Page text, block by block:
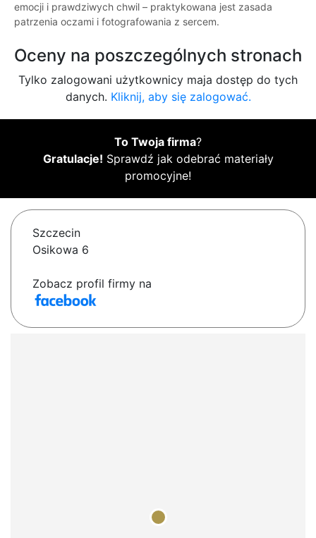
emocji i prawdziwych chwil – praktykowana jest zasada
patrzenia oczami i fotografowania z sercem.
Oceny na poszczególnych stronach
Tylko zalogowani użytkownicy maja dostęp do tych
danych. Kliknij, aby się zalogować.
To Twoja firma?
Gratulacje! Sprawdź jak odebrać materiały
promocyjne!
Szczecin
Osikowa 6
Zobacz profil firmy na